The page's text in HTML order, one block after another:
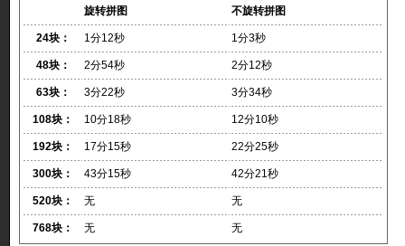
旋转拼图
不旋转拼图
24块： 1分12秒 1分3秒
48块： 2分54秒 2分12秒
63块： 3分22秒 3分34秒
108块： 10分18秒 12分10秒
192块： 17分15秒 22分25秒
300块： 43分15秒 42分21秒
520块： 无 无
768块： 无 无